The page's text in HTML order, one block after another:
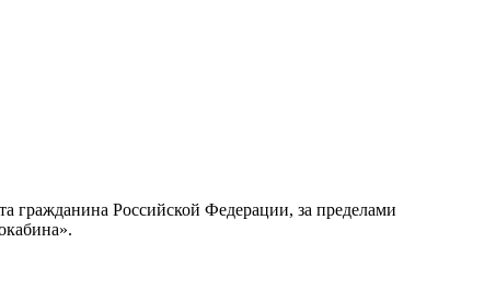
гражданина Российской Федерации, за пределами